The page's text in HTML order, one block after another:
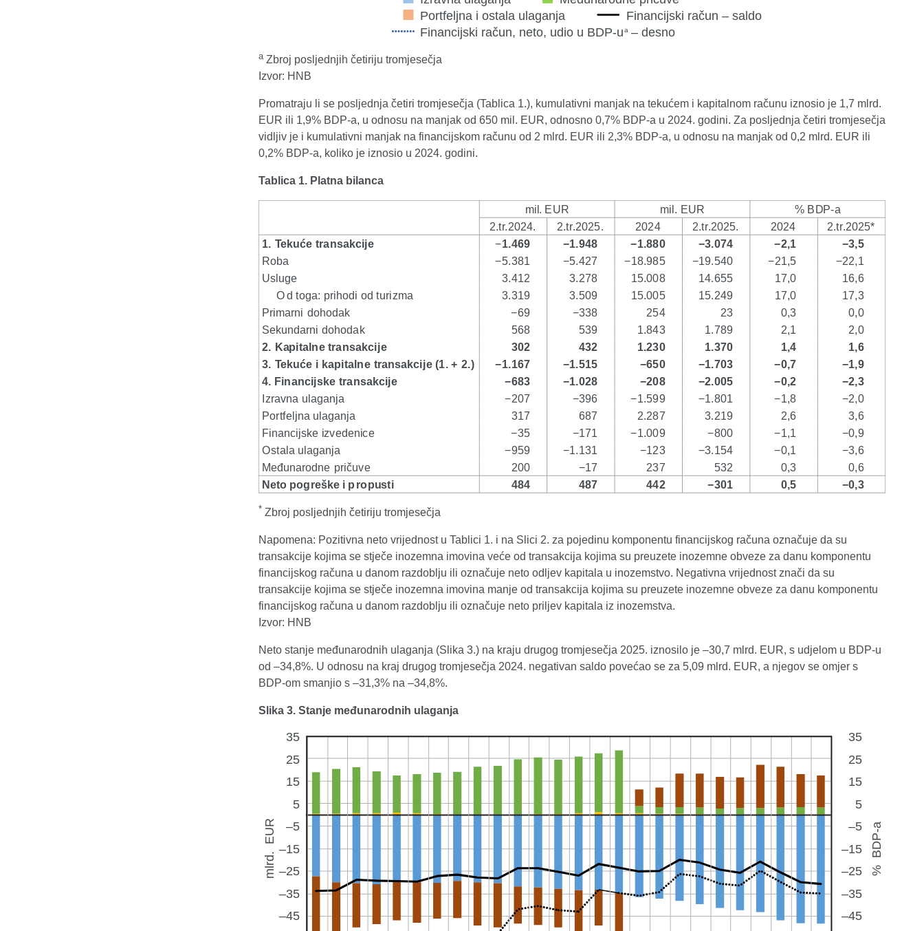
aZbroj posljednjih četiriju tromjesečja
Izvor: HNB
Promatraju li se posljednja četiri tromjesečja (Tablica 1.), kumulativni manjak na tekućem i kapitalnom računu iznosio je 1,7 mlrd.
EUR ili 1,9% BDP-a, u odnosu na manjak od 650 mil. EUR, odnosno 0,7% BDP-a u 2024. godini. Za posljednja četiri tromjesečja
vidljiv je i kumulativni manjak na financijskom računu od 2 mlrd. EUR ili 2,3% BDP-a, u odnosu na manjak od 0,2 mlrd. EUR ili
0,2% BDP-a, koliko je iznosio u 2024. godini.
Tablica 1. Platna bilanca
* Zbroj posljednjih četiriju tromjesečja
Napomena: Pozitivna neto vrijednost u Tablici 1. i na Slici 2. za pojedinu komponentu financijskog računa označuje da su
transakcije kojima se stječe inozemna imovina veće od transakcija kojima su preuzete inozemne obveze za danu komponentu
financijskog računa u danom razdoblju ili označuje neto odljev kapitala u inozemstvo. Negativna vrijednost znači da su
transakcije kojima se stječe inozemna imovina manje od transakcija kojima su preuzete inozemne obveze za danu komponentu
financijskog računa u danom razdoblju ili označuje neto priljev kapitala iz inozemstva.
Izvor: HNB
Neto stanje međunarodnih ulaganja (Slika 3.) na kraju drugog tromjesečja 2025. iznosilo je –30,7 mlrd. EUR, s udjelom u BDP-u
od –34,8%. U odnosu na kraj drugog tromjesečja 2024. negativan saldo povećao se za 5,09 mlrd. EUR, a njegov se omjer s
BDP-om smanjio s –31,3% na –34,8%.
Slika 3. Stanje međunarodnih ulaganja